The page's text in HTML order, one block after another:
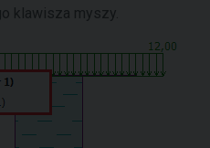
klawisza myszy.